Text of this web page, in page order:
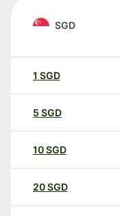
SGD
1 SGD
5 SGD
10SGD
20SGD